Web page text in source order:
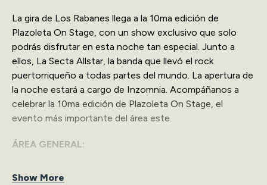
La gira de Los Rabanes llega a la 10ma edición de
Plazoleta On Stage, con un show exclusivo que solo
podrás disfrutar en esta noche tan especial. Junto a
ellos, La Secta Allstar, la banda que llevó el rock
puertorriqueño a todas partes del mundo. La apertura de
la noche estará a cargo de Inzomnia. Acompáñanos a
celebrar la 10ma edición de Plazoleta On Stage, el
evento más importante del área este.
ÁREA GENERAL:
Show More